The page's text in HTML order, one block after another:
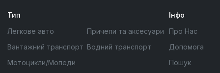
Тип
Легкове авто
Вантажний транспорт
Мотоцикли/Мопеди
Причепи та аксесуари
Водний транспорт
Інфо
Про Нас
Допомога
Пошук